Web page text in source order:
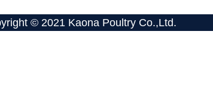
© 2021 Kaona Poultry Co.,Ltd.